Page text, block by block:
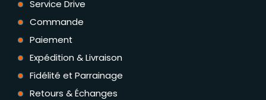
Service Drive
Commande
Paiement
Expédition & Livraison
Fidélité et Parrainage
Retours & Échanges